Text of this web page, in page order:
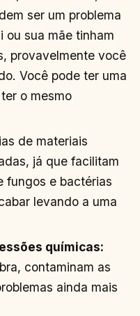
ser um problema
ou sua mãe tinham
provavelmente você
Você pode ter uma
o mesmo
de materiais
já que facilitam
fungos e bactérias
levando a uma
químicas:
contaminam as
ainda mais